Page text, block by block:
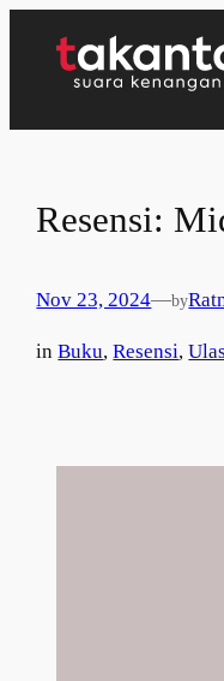
Resensi:
Nov 23, 2024—by
inBuku, Resensi, Ulas